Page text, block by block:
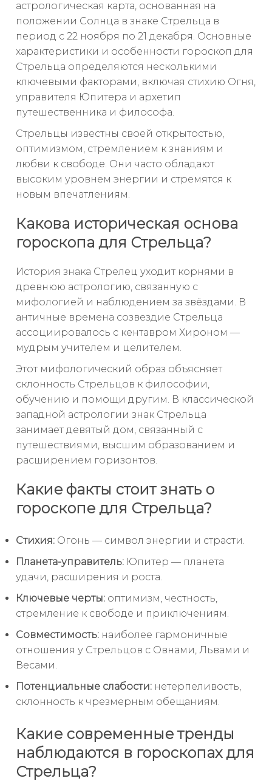
астрологическая карта, основанная на
положении Солнца в знаке Стрельца в
период с 22 ноября по 21 декабря. Основные
характеристики и особенности гороскоп для
Стрельца определяются несколькими
ключевыми факторами, включая стихию Огня,
управителя Юпитера и архетип
путешественника и философа.
Стрельцы известны своей открытостью,
оптимизмом, стремлением к знаниям и
любви к свободе. Они часто обладают
высоким уровнем энергии и стремятся к
новым впечатлениям.
Какова историческая основа
гороскопа для Стрельца?
История знака Стрелец уходит корнями в
древнюю астрологию, связанную с
мифологией и наблюдением за звёздами. В
античные времена созвездие Стрельца
ассоциировалось с кентавром Хироном —
мудрым учителем и целителем.
Этот мифологический образ объясняет
склонность Стрельцов к философии,
обучению и помощи другим. В классической
западной астрологии знак Стрельца
занимает девятый дом, связанный с
путешествиями, высшим образованием и
расширением горизонтов.
Какие факты стоит знать о
гороскопе для Стрельца?
Стихия: Огонь — символ энергии и страсти.
Планета-управитель: Юпитер — планета
удачи, расширения и роста.
Ключевые черты: оптимизм, честность,
стремление к свободе и приключениям.
Совместимость: наиболее гармоничные
отношения у Стрельцов с Овнами, Львами и
Весами.
Потенциальные слабости: нетерпеливость,
склонность к чрезмерным обещаниям.
Какие современные тренды
наблюдаются в гороскопах для
Стрельца?